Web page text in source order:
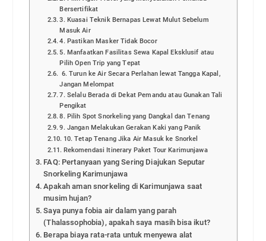
Bersertifikat
3. Kuasai Teknik Bernapas Lewat Mulut Sebelum
Masuk Air
4. Pastikan Masker Tidak Bocor
5. Manfaatkan Fasilitas Sewa Kapal Eksklusif atau
Pilih Open Trip yang Tepat
6. Turun ke Air Secara Perlahan lewat Tangga Kapal,
Jangan Melompat
7. Selalu Berada di Dekat Pemandu atau Gunakan Tali
Pengikat
8. Pilih Spot Snorkeling yang Dangkal dan Tenang
9. Jangan Melakukan Gerakan Kaki yang Panik
10. Tetap Tenang Jika Air Masuk ke Snorkel
Rekomendasi Itinerary Paket Tour Karimunjawa
FAQ: Pertanyaan yang Sering Diajukan Seputar
Snorkeling Karimunjawa
Apakah aman snorkeling di Karimunjawa saat
musim hujan?
Saya punya fobia air dalam yang parah
(Thalassophobia), apakah saya masih bisa ikut?
Berapa biaya rata-rata untuk menyewa alat